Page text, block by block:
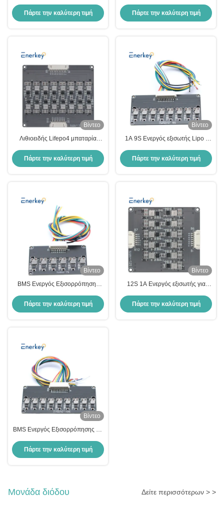
Lifepo4 LFP 6S ισορροπία
Πάρτε την καλύτερη τιμή
Lifepo4 Η μπαταρία
εξισορρόπησης για E Scooter
Πάρτε την καλύτερη τιμή
Βίντεο
Λιθιοειδής Lifepo4 μπαταρία
BMS ισορροπία μεταφοράς
ενέργειας
Πάρτε την καλύτερη τιμή
Βίντεο
1Α 9S Ενεργός εξισωτής Lipo /
μεταφοράς ενέργειας μπαταρίας
Πάρτε την καλύτερη τιμή
Βίντεο
BMS Ενεργός Εξισορρόπησης
Εξισορρόπησης Lipo / Lifepo4
Πάρτε την καλύτερη τιμή
Βίντεο
12S 1A Ενεργός εξισωτής για
μπαταρία ενεργός εξισωτής
υποστήριξης κατάρρευσης
Πάρτε την καλύτερη τιμή
Βίντεο
BMS Ενεργός Εξισορρόπησης 1A
Βαθμολογητής κυψελών
μπαταρίας για ηλεκτρονικό
Πάρτε την καλύτερη τιμή
Μονάδα διόδου Δείτε περισσότερων > >